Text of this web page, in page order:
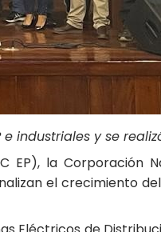
e industriales y se
la Corporación
el crecimiento